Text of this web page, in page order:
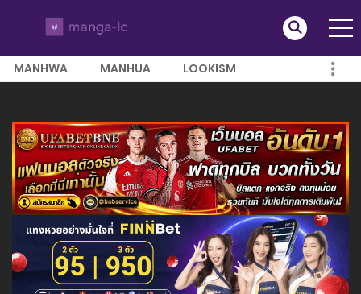
MANHWA MANHUA LOOKISM